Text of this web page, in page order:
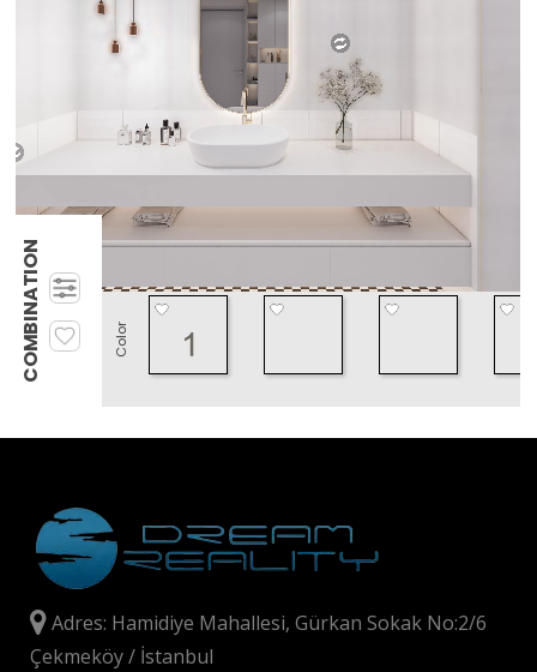
Adres: Hamidiye Mahallesi, Gürkan Sokak No:2/6
Çekmeköy / İstanbul